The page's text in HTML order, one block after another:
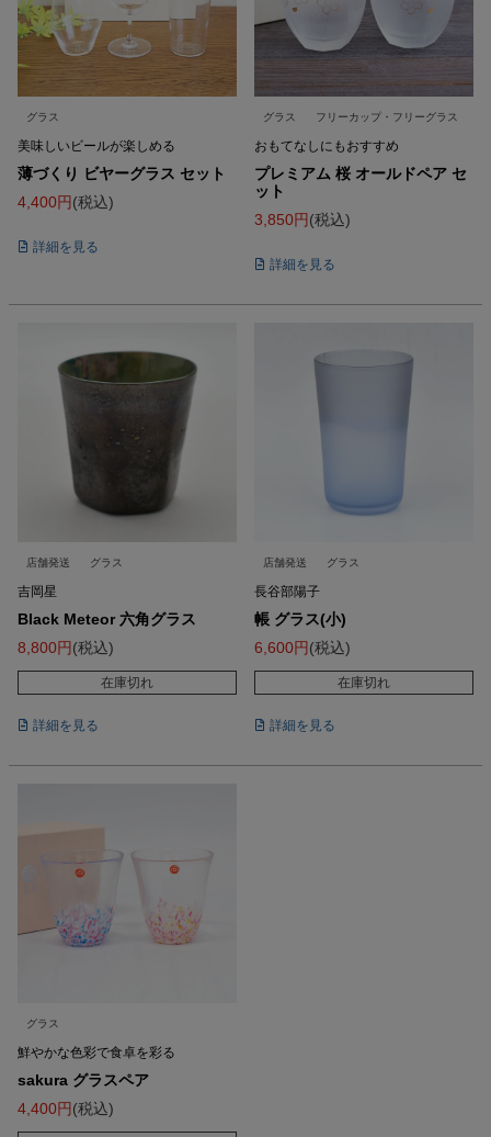
グラス
美味しいビールが楽しめる
薄づくり ビヤーグラス セット
4,400
税込
詳細を見る
グラス フリーカップ・フリーグラス
おもてなしにもおすすめ
プレミアム 桜 オールドペア セ
ット
3,850
税込
詳細を見る
店舗発送 グラス
吉岡星
Black Meteor 六角グラス
8,800
税込
在庫切れ
詳細を見る
店舗発送 グラス
長谷部陽子
帳 グラス(小)
6,600
税込
在庫切れ
詳細を見る
グラス
鮮やかな色彩で食卓を彩る
sakura グラスペア
4,400
税込